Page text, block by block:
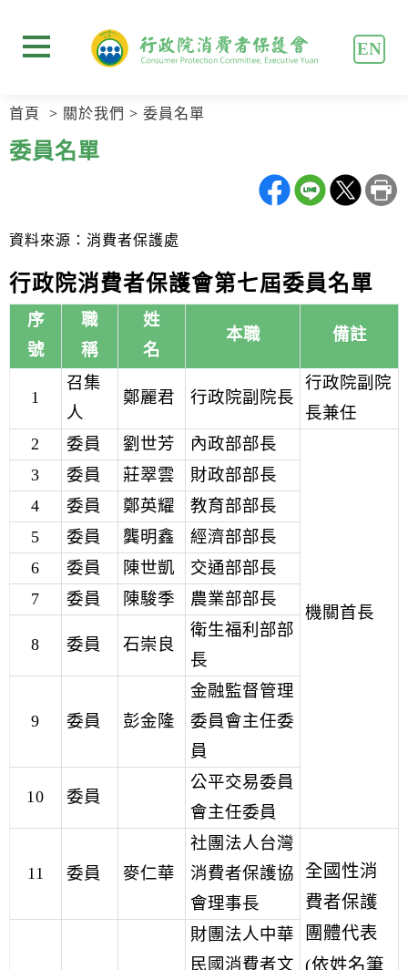
容
區
塊
block
容
區
塊
EN
展開選單
首頁 關於我們 委員名單
委員名單
資料來源：消費者保護處
行政院消費者保護會第七屆委員名單
序
號
職
稱
姓
名
本職 備註
1
召集
人
鄭麗君 行政院副院長
行政院副院
長兼任
2
委員 劉世芳 內政部部長
機關首長
3 委員 莊翠雲
財政部部長
4
委員 鄭英耀
教育部部長
5
委員 龔明鑫
經濟部部長
6
委員 陳世凱
交通部部長
7
委員 陳駿季 農業部部長
8 委員 石崇良
衛生福利部部
長
9 委員 彭金隆
金融監督管理
委員會主任委
員
10 委員
公平交易委員
會主任委員
11 委員 麥仁華
社團法人台灣
消費者保護協
會理事長
全國性消
費者保護
團體代表
(依姓名筆
財團法人中華
民國消費者文